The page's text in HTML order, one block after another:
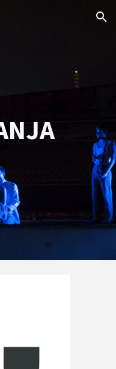
Skip to navigation